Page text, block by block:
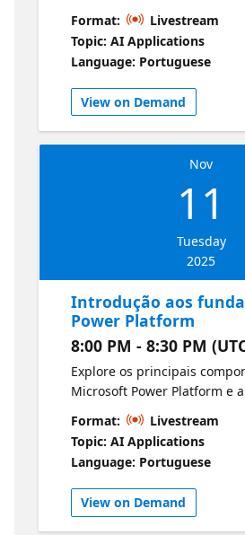
Microsoft Azure permite o
de software e serviços
soluções de IA eficazes.
Format:
Livestream
Topic: AI Applications
Language: Portuguese
View on Demand
Nov
11
Tuesday
2025
Introdução aos
Power Platform
8:00 PM - 8:30 PM
Explore os principais
Microsoft Power Platform e
demonstrar seu valor
ferramentas como Power
Power Automate.
Format:
Livestream
Topic: AI Applications
Language: Portuguese
View on Demand